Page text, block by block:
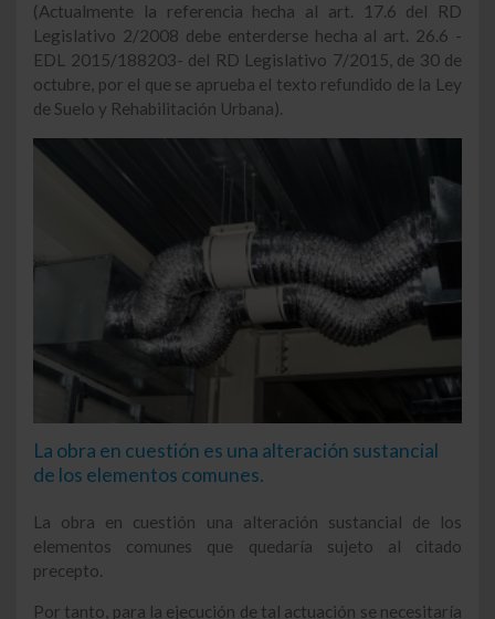
(Actualmente la referencia hecha al art. 17.6 del RD
Legislativo 2/2008 debe enterderse hecha al art. 26.6 -
EDL 2015/188203- del RD Legislativo 7/2015, de 30 de
octubre, por el que se aprueba el texto refundido de la Ley
de Suelo y Rehabilitación Urbana).
La obra en cuestión es una alteración sustancial
de los elementos comunes.
La obra en cuestión una alteración sustancial de los
elementos comunes que quedaría sujeto al citado
precepto.
Por tanto, para la ejecución de tal actuación se necesitaría